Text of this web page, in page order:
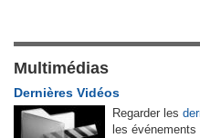
Multimédias
Dernières Vidéos
Regarder les
les